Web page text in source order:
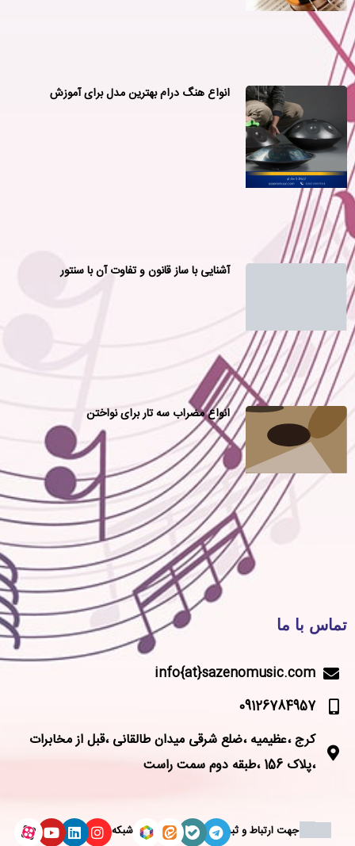
انواع هنگ درام بهترین مدل برای آموزش
آشنایی با ساز قانون و تفاوت آن با سنتور
انواع مضراب سه تار برای نواختن
تماس با ما
info{at}sazenomusic.com
09126784957
کرج ،عظیمیه ،ضلع شرقی میدان طالقانی ،قبل از مخابرات
،پلاک 156 ،طبقه دوم سمت راست
جهت ارتباط و ثبت شبکه